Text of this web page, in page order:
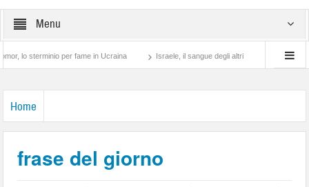
Menu
sterminio per fame in Ucraina Israele, il sangue degli altri Lotta di classe…
Home
frase del giorno